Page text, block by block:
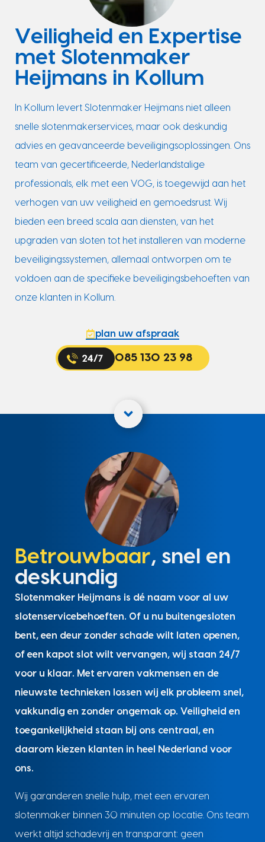
Veiligheid en Expertise
met Slotenmaker
Heijmans in Kollum
In Kollum levert Slotenmaker Heijmans niet alleen
snelle slotenmakerservices, maar ook deskundig
advies en geavanceerde beveiligingsoplossingen. Ons
team van gecertificeerde, Nederlandstalige
professionals, elk met een VOG, is toegewijd aan het
verhogen van uw veiligheid en gemoedsrust. Wij
bieden een breed scala aan diensten, van het
upgraden van sloten tot het installeren van moderne
beveiligingssystemen, allemaal ontworpen om te
voldoen aan de specifieke beveiligingsbehoeften van
onze klanten in Kollum.
plan uw afspraak
085 130 23 98
Betrouwbaar, snel en
deskundig
Slotenmaker Heijmans is dé naam voor al uw
slotenservicebehoeften. Of u nu buitengesloten
bent, een deur zonder schade wilt laten openen,
of een kapot slot wilt vervangen, wij staan 24/7
voor u klaar. Met ervaren vakmensen en de
nieuwste technieken lossen wij elk probleem snel,
vakkundig en zonder ongemak op. Veiligheid en
toegankelijkheid staan bij ons centraal, en
daarom kiezen klanten in heel Nederland voor
ons.
Wij garanderen snelle hulp, met een ervaren
slotenmaker binnen 30 minuten op locatie. Ons team
werkt altijd schadevrij en transparant: geen